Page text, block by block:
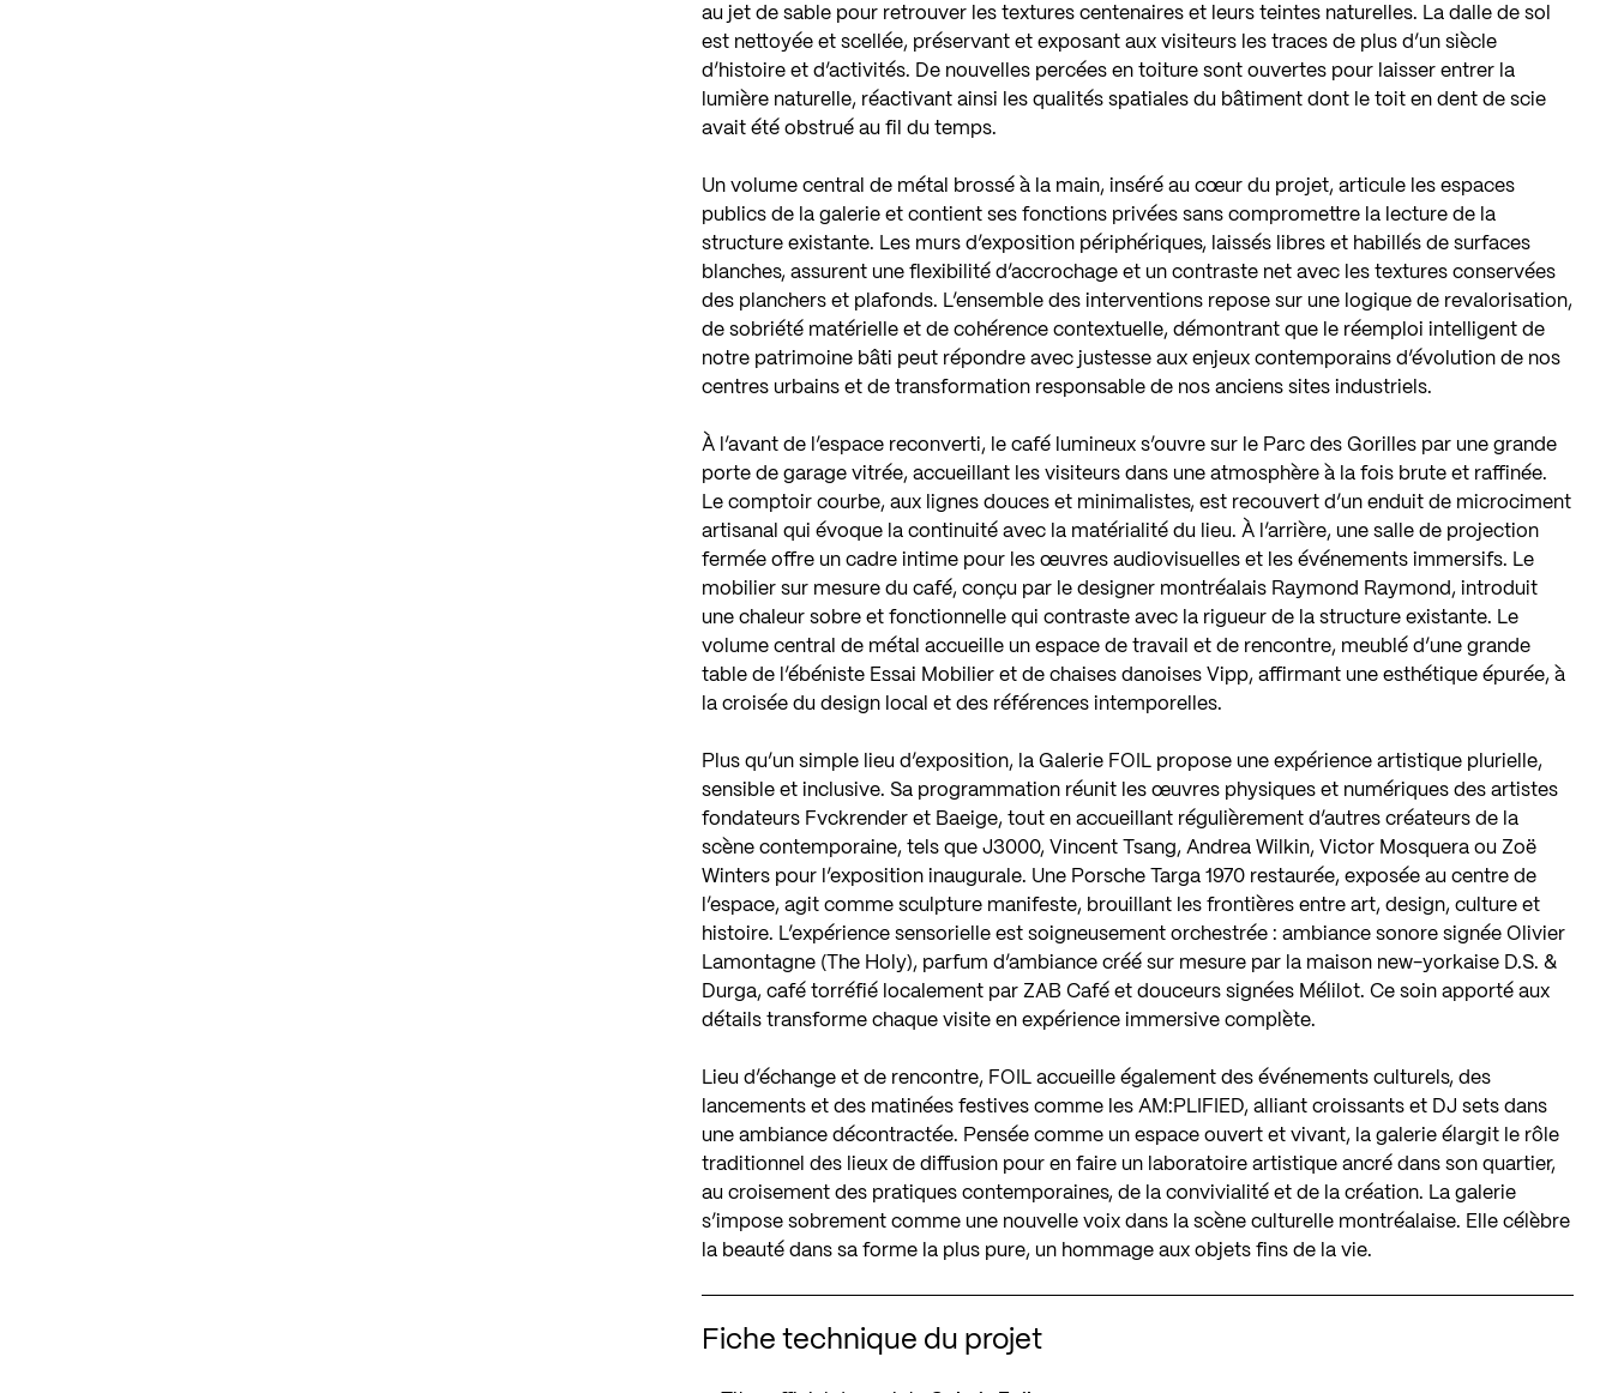
au jet de sable pour retrouver les textures centenaires et leurs teintes naturelles. La dalle de sol
est nettoyée et scellée, préservant et exposant aux visiteurs les traces de plus d’un siècle
d’histoire et d’activités. De nouvelles percées en toiture sont ouvertes pour laisser entrer la
lumière naturelle, réactivant ainsi les qualités spatiales du bâtiment dont le toit en dent de scie
avait été obstrué au fil du temps.
Un volume central de métal brossé à la main, inséré au cœur du projet, articule les espaces
publics de la galerie et contient ses fonctions privées sans compromettre la lecture de la
structure existante. Les murs d’exposition périphériques, laissés libres et habillés de surfaces
blanches, assurent une flexibilité d’accrochage et un contraste net avec les textures conservées
des planchers et plafonds. L’ensemble des interventions repose sur une logique de revalorisation,
de sobriété matérielle et de cohérence contextuelle, démontrant que le réemploi intelligent de
notre patrimoine bâti peut répondre avec justesse aux enjeux contemporains d’évolution de nos
centres urbains et de transformation responsable de nos anciens sites industriels.
À l’avant de l’espace reconverti, le café lumineux s’ouvre sur le Parc des Gorilles par une grande
porte de garage vitrée, accueillant les visiteurs dans une atmosphère à la fois brute et raffinée.
Le comptoir courbe, aux lignes douces et minimalistes, est recouvert d’un enduit de microciment
artisanal qui évoque la continuité avec la matérialité du lieu. À l’arrière, une salle de projection
fermée offre un cadre intime pour les œuvres audiovisuelles et les événements immersifs. Le
mobilier sur mesure du café, conçu par le designer montréalais Raymond Raymond, introduit
une chaleur sobre et fonctionnelle qui contraste avec la rigueur de la structure existante. Le
volume central de métal accueille un espace de travail et de rencontre, meublé d’une grande
table de l’ébéniste Essai Mobilier et de chaises danoises Vipp, affirmant une esthétique épurée, à
la croisée du design local et des références intemporelles.
Plus qu’un simple lieu d’exposition, la Galerie FOIL propose une expérience artistique plurielle,
sensible et inclusive. Sa programmation réunit les œuvres physiques et numériques des artistes
fondateurs Fvckrender et Baeige, tout en accueillant régulièrement d’autres créateurs de la
scène contemporaine, tels que J3000, Vincent Tsang, Andrea Wilkin, Victor Mosquera ou Zoë
Winters pour l’exposition inaugurale. Une Porsche Targa 1970 restaurée, exposée au centre de
l’espace, agit comme sculpture manifeste, brouillant les frontières entre art, design, culture et
histoire. L’expérience sensorielle est soigneusement orchestrée : ambiance sonore signée Olivier
Lamontagne (The Holy), parfum d’ambiance créé sur mesure par la maison new-yorkaise D.S. &
Durga, café torréfié localement par ZAB Café et douceurs signées Mélilot. Ce soin apporté aux
détails transforme chaque visite en expérience immersive complète.
Lieu d’échange et de rencontre, FOIL accueille également des événements culturels, des
lancements et des matinées festives comme les AM:PLIFIED, alliant croissants et DJ sets dans
une ambiance décontractée. Pensée comme un espace ouvert et vivant, la galerie élargit le rôle
traditionnel des lieux de diffusion pour en faire un laboratoire artistique ancré dans son quartier,
au croisement des pratiques contemporaines, de la convivialité et de la création. La galerie
s’impose sobrement comme une nouvelle voix dans la scène culturelle montréalaise. Elle célèbre
la beauté dans sa forme la plus pure, un hommage aux objets fins de la vie.
Fiche technique du projet